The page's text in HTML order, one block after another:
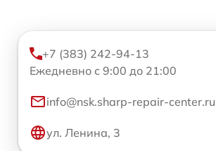
+7 (383) 242-94-13
Ежедневно с 9:00 до 21:00
info@nsk.sharp-repair-center.ru
ул. Ленина, 3